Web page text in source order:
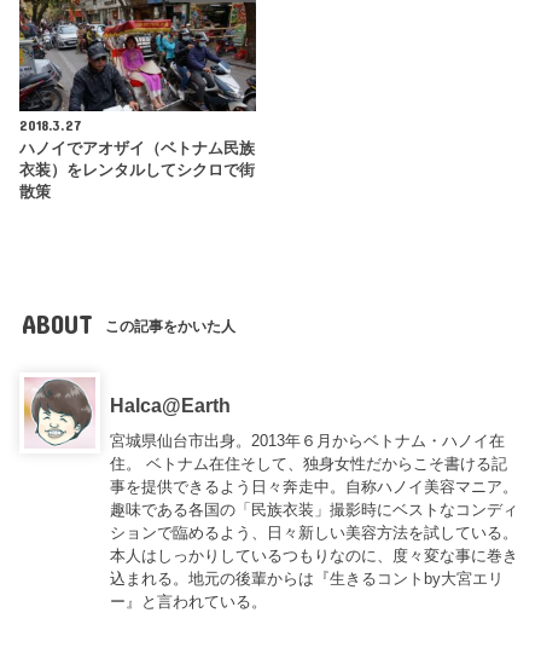
2018.3.27
ハノイでアオザイ（ベトナム民族
衣装）をレンタルしてシクロで街
散策
ABOUT この記事をかいた人
Halca@Earth
宮城県仙台市出身。2013年６月からベトナム・ハノイ在
住。 ベトナム在住そして、独身女性だからこそ書ける記
事を提供できるよう日々奔走中。自称ハノイ美容マニア。
趣味である各国の「民族衣装」撮影時にベストなコンディ
ションで臨めるよう、日々新しい美容方法を試している。
本人はしっかりしているつもりなのに、度々変な事に巻き
込まれる。地元の後輩からは『生きるコントby大宮エリ
ー』と言われている。